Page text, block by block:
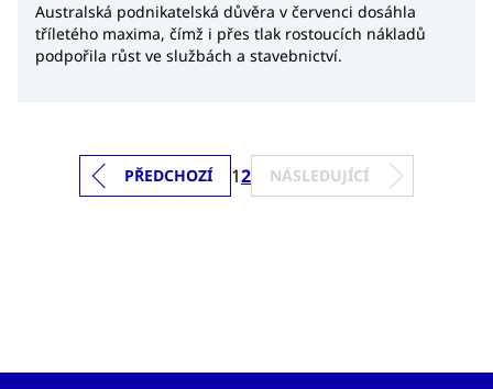
Australská podnikatelská důvěra v červenci dosáhla
tříletého maxima, čímž i přes tlak rostoucích nákladů
podpořila růst ve službách a stavebnictví.
PŘEDCHOZÍ 12 NÁSLEDUJÍCÍ